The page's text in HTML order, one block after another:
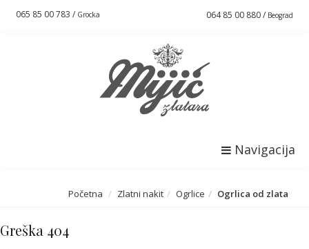
065 85 00 783 / Grocka 064 85 00 880 / Beograd
Navigacija
Početna Zlatni nakit Ogrlice Ogrlica od zlata
Greška 404